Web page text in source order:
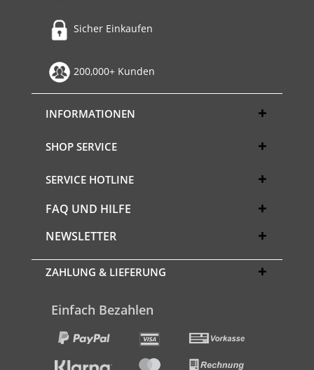
Sicher Einkaufen
200,000+ Kunden
INFORMATIONEN
SHOP SERVICE
SERVICE HOTLINE
FAQ UND HILFE
NEWSLETTER
ZAHLUNG & LIEFERUNG
Einfach Bezahlen